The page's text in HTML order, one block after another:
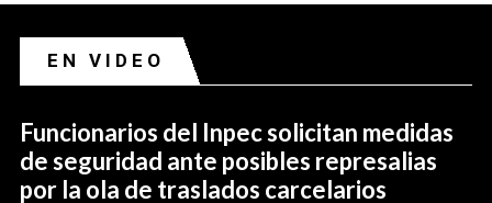
EN VIDEO
Funcionarios del Inpec solicitan medidas
de seguridad ante posibles represalias
por la ola de traslados carcelarios